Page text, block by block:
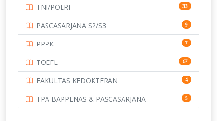
14
UNIVERSITAS CENDRAWASIH 14
15
219
11
159
TNI/POLRI 33
PASCASARJANA S2/S3 9
PPPK 7
TOEFL 67
FAKULTAS KEDOKTERAN 4
TPA BAPPENAS & PASCASARJANA 5